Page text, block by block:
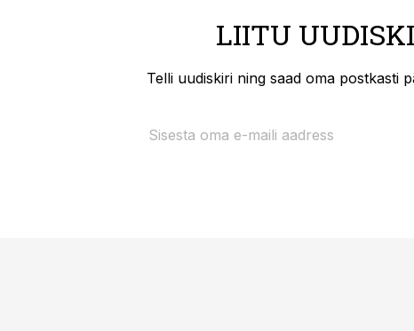
LIITU
Telli uudiskiri ning saad oma postkasti